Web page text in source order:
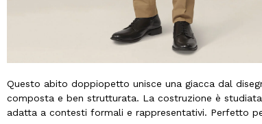
Questo abito doppiopetto unisce una giacca dal
composta e ben strutturata. La costruzione è
adatta a contesti formali e rappresentativi. Perfetto